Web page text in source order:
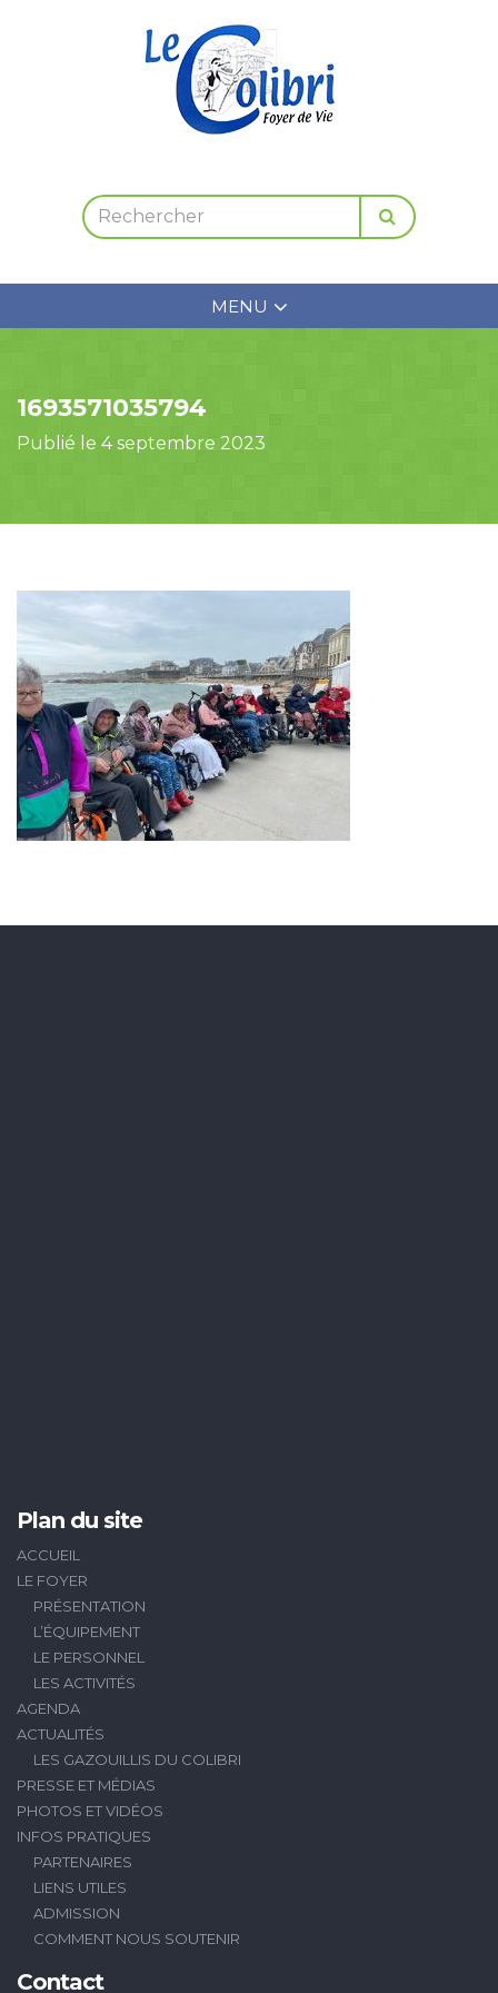
MENU
1693571035794
Publié le 4 septembre 2023
Plan du site
ACCUEIL
LE FOYER
PRÉSENTATION
L’ÉQUIPEMENT
LE PERSONNEL
LES ACTIVITÉS
AGENDA
ACTUALITÉS
LES GAZOUILLIS DU COLIBRI
PRESSE ET MÉDIAS
PHOTOS ET VIDÉOS
INFOS PRATIQUES
PARTENAIRES
LIENS UTILES
ADMISSION
COMMENT NOUS SOUTENIR
Contact